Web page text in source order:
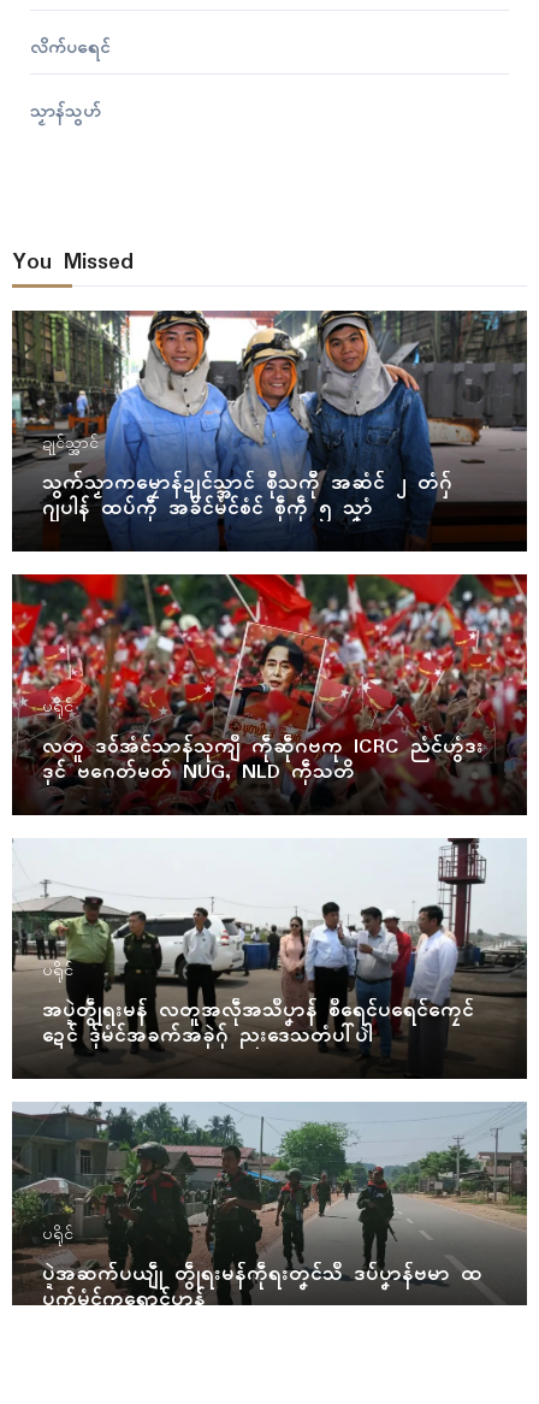
လိက်ပရေၚ်
သၟာန်သွဟ်
You Missed
ဍုၚ်သ္အာၚ်
သွက်သၟာကမၠောန်ဍုၚ်သ္အာၚ် စီုသကီု အဆံၚ် ၂ တံဂှ်
ဂျပါန် ထပ်ကဵု အခိၚ်မံၚ်စံၚ် စဵုကဵု ၅ သၞာံ
ပရိုၚ်
လတူ ဒဝ်အံၚ်သာန်သုကျဳ ကဵုဆဵုဂဗကု ICRC ညံၚ်ဟွံဒး
ဒုၚ် ဗဂေတ်မတ် NUG, NLD ကဵုသတိ
ပရိုၚ်
အပ္ဍဲတွဵုရးမန် လတူအလဵုအသဳပၞာန် စဳရေၚ်ပရေၚ်ကၠေၚ်
ဍေၚ် ဒှ်မံၚ်အခက်အခုဲဂှ် ညးဒေသတံပါ်ပါဲ
ပရိုၚ်
ပ္ဍဲအဆက်ပယျဵု တွဵုရးမန်ကဵုရးတၞၚ်သဳ ဒပ်ပၞာန်ဗမာ ထ
ပက်မံၚ်ကရောၚ်ပၞာန်